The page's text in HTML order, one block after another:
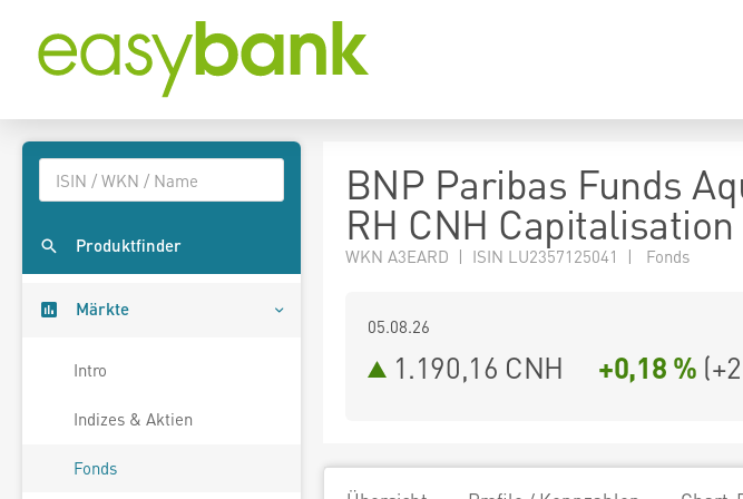
Produktfinder
Märkte
Intro
Indizes & Aktien
Fonds
BNP Paribas Funds
RH CNH Capitalisation
WKN A3EARD | ISIN LU2357125041 | Fonds
05.08.26
1.190,16 CNH +0,18 % (